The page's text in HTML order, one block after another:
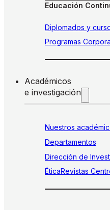
Educación
Diplomados y
Programas
Académicos
e investigación
Nuestros
Departamentos
Dirección de
ÉticaRevistas